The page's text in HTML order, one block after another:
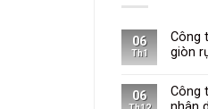
06
Th1
Công
giòn
06
Công